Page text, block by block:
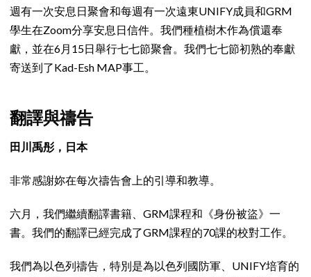
週有一次安息日聚會和每週有一次遠東UNIFY成員和GRM
學生在Zoom分享安息日信件。我們種植樹木作為償還奉
獻，並在6月15日舉行七七節聚會。我們七七節初熟的奉獻
寄送到了Kad-Esh MAP事工。
翻譯與禱告
田川禹彤，日本
非常感謝妳在每次禱告會上的引導和教導。
六月，我們繼續翻譯書籍、GRM課程和《身份被盜》一
書。我們的翻譯已經完成了GRM課程的70課的校對工作。
我們為以色列禱告，特別是為以色列國防軍、UNIFY培育的